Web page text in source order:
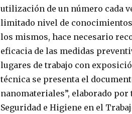
utilización de un número cada
limitado nivel de
los mismos, hace necesario
eficacia de las medidas
lugares de trabajo con
técnica se presenta el
nanomateriales”, elaborado
Seguridad e Higiene en el